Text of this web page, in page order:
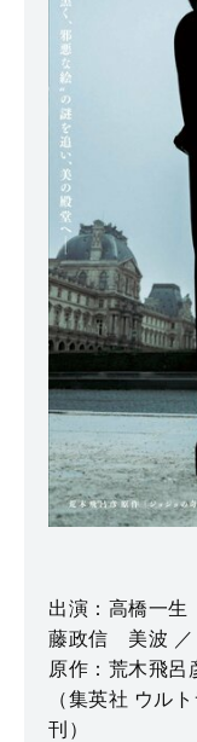
出演：高橋一
藤政信 美波 ／
原作：荒木飛呂
（集英社 ウル
刊）